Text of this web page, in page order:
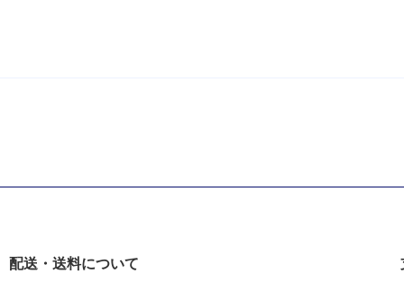
配送・送料について